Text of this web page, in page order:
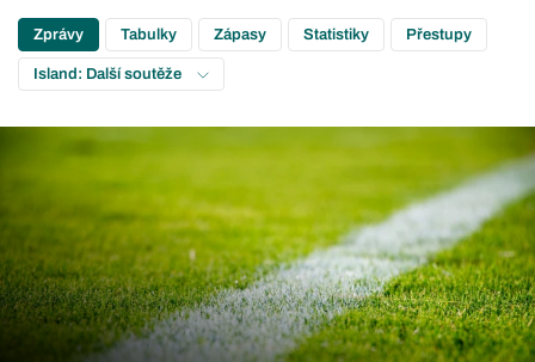
Zprávy Tabulky Zápasy Statistiky Přestupy
Island: Další soutěže